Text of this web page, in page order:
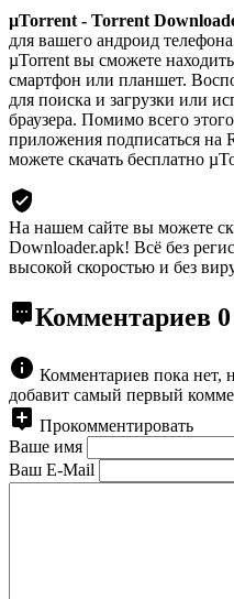
µTorrent - Torrent
для вашего андроид
µTorrent вы сможете
смартфон или планшет.
для поиска и загрузки или
браузера. Помимо всего
приложения подписаться на
можете скачать бесплатно
На нашем сайте вы можете
Downloader.apk! Всё без
высокой скоростью и без
Комментариев 0
Комментариев пока нет,
добавит самый первый
Прокомментировать
Ваше имя
Ваш E-Mail